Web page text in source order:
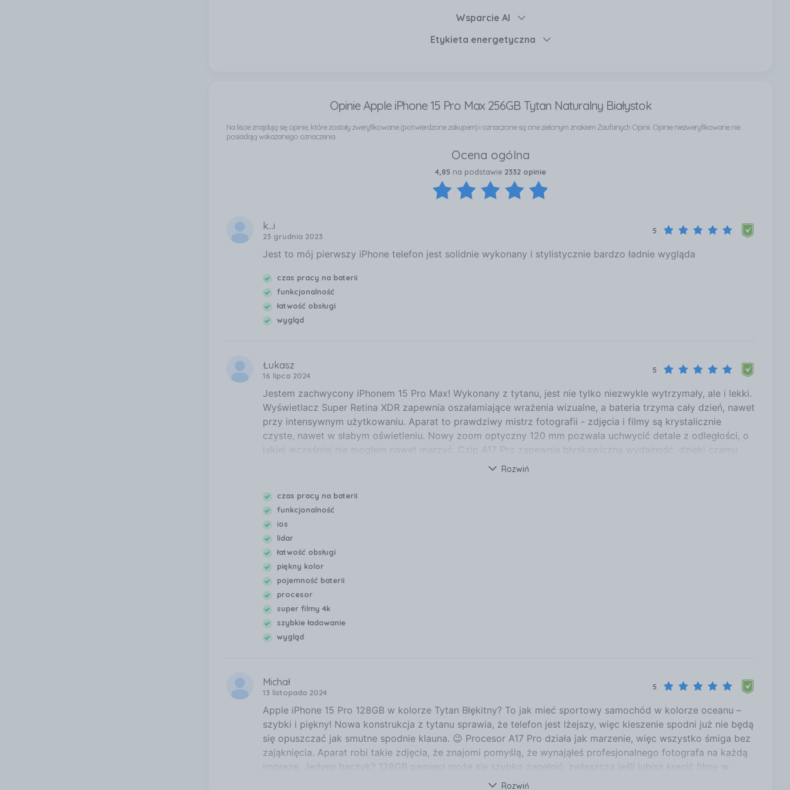
Wsparcie AI
Etykieta energetyczna
Opinie Apple iPhone 15 Pro Max 256GB Tytan Naturalny Białystok
Na liście znajdują się opinie, które zostały zweryfikowane (potwierdzone zakupem) i oznaczone są one zielonym znakiem Zaufanych Opinii. Opinie niezweryfikowane nie
posiadają wskazanego oznaczenia.
Ocena ogólna
4,85 na podstawie 2332 opinie
k...i
23 grudnia 2023
5
Jest to mój pierwszy iPhone telefon jest solidnie wykonany i stylistycznie bardzo ładnie wygląda
czas pracy na baterii
funkcjonalność
łatwość obsługi
wygląd
Łukasz
16 lipca 2024
5
Jestem zachwycony iPhonem 15 Pro Max! Wykonany z tytanu, jest nie tylko niezwykle wytrzymały, ale i lekki.
Wyświetlacz Super Retina XDR zapewnia oszałamiające wrażenia wizualne, a bateria trzyma cały dzień, nawet
przy intensywnym użytkowaniu. Aparat to prawdziwy mistrz fotografii - zdjęcia i filmy są krystalicznie
czyste, nawet w słabym oświetleniu. Nowy zoom optyczny 120 mm pozwala uchwycić detale z odległości, o
jakiej wcześniej nie mogłem nawet marzyć. Czip A17 Pro zapewnia błyskawiczną wydajność, dzięki czemu
wszystkie aplikacje działają płynnie i bez lagów. iPhone 15 Pro Max to smartfon, który spełnia wszystkie moje
kto szuka smartfona premium o najwyższych parametrach i bezkompromisowej jakości.
Rozwiń
czas pracy na baterii
funkcjonalność
ios
lidar
łatwość obsługi
piękny kolor
pojemność baterii
procesor
super filmy 4k
szybkie ładowanie
wygląd
Michał
13 listopada 2024
5
Apple iPhone 15 Pro 128GB w kolorze Tytan Błękitny? To jak mieć sportowy samochód w kolorze oceanu –
szybki i piękny! Nowa konstrukcja z tytanu sprawia, że telefon jest lżejszy, więc kieszenie spodni już nie będą
się opuszczać jak smutne spodnie klauna. 😉 Procesor A17 Pro działa jak marzenie, więc wszystko śmiga bez
zająknięcia. Aparat robi takie zdjęcia, że znajomi pomyślą, że wynająłeś profesjonalnego fotografa na każdą
imprezę. Jedyny haczyk? 128GB pamięci może się szybko zapełnić, zwłaszcza jeśli lubisz kręcić filmy w
jakości kinowej swojemu kotu. Podsumowując: świetny telefon, ale jeśli jesteś cyfrowym chomikiem, rozważ
Rozwiń